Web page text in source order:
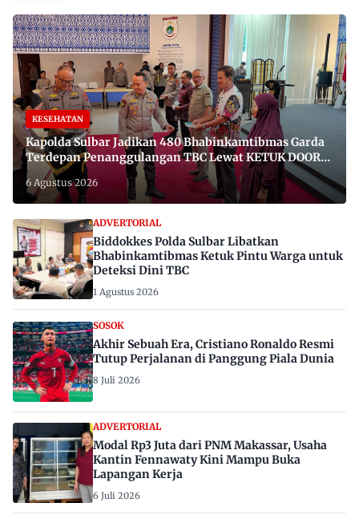
KESEHATAN
Kapolda Sulbar Jadikan 480 Bhabinkamtibmas Garda
Terdepan Penanggulangan TBC Lewat KETUK DOORS
di 650 Desa
6 Agustus 2026
ADVERTORIAL
Biddokkes Polda Sulbar Libatkan
Bhabinkamtibmas Ketuk Pintu Warga untuk
Deteksi Dini TBC
1 Agustus 2026
SOSOK
Akhir Sebuah Era, Cristiano Ronaldo Resmi
Tutup Perjalanan di Panggung Piala Dunia
8 Juli 2026
ADVERTORIAL
Modal Rp3 Juta dari PNM Makassar, Usaha
Kantin Fennawaty Kini Mampu Buka
Lapangan Kerja
6 Juli 2026